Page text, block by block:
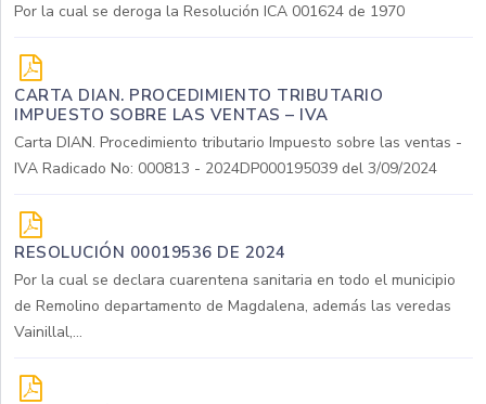
Por la cual se deroga la Resolución ICA 001624 de 1970
CARTA DIAN. PROCEDIMIENTO TRIBUTARIO
IMPUESTO SOBRE LAS VENTAS – IVA
Carta DIAN. Procedimiento tributario Impuesto sobre las ventas -
IVA Radicado No: 000813 - 2024DP000195039 del 3/09/2024
RESOLUCIÓN 00019536 DE 2024
Por la cual se declara cuarentena sanitaria en todo el municipio
de Remolino departamento de Magdalena, además las veredas
Vainillal,...